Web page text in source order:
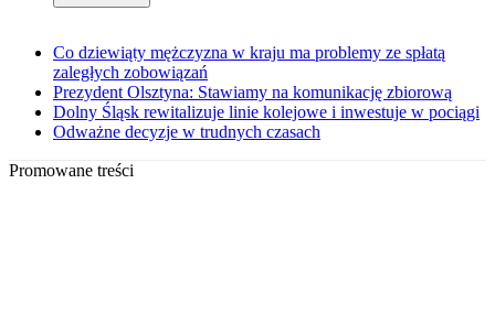
Co dziewiąty mężczyzna w kraju ma problemy ze spłatą
zaległych zobowiązań
Prezydent Olsztyna: Stawiamy na komunikację zbiorową
Dolny Śląsk rewitalizuje linie kolejowe i inwestuje w pociągi
Odważne decyzje w trudnych czasach
Promowane treści